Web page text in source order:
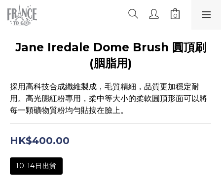
Jane Iredale Dome Brush 圓頂刷
(胭脂用)
採用高科技合成纖維製成，毛質精細，品質更加穩定耐
用。高光腮紅粉專用，柔中等大小的柔軟圓頂形面可以將
每一顆礦物質粉均勻貼按在臉上。
HK$400.00
10-14日出貨